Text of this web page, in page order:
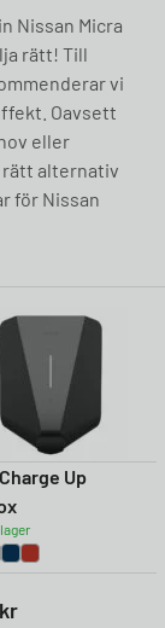
Nissan Micra
rätt! Till
vi
Oavsett
eller
alternativ
för Nissan
Up
kr